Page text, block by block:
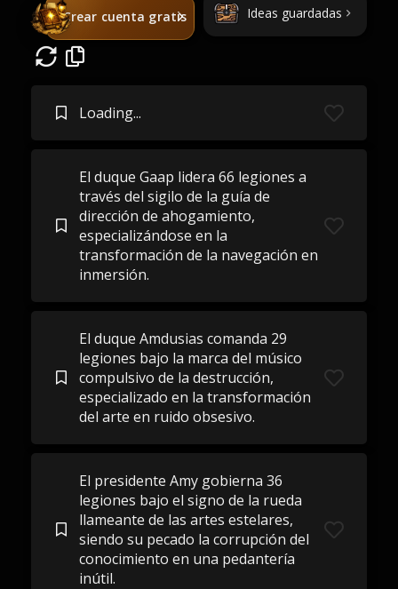
Crear cuenta gratis Ideas guardadas
Loading...
El duque Gaap lidera 66 legiones a
través del sigilo de la guía de
dirección de ahogamiento,
especializándose en la
transformación de la navegación en
inmersión.
El duque Amdusias comanda 29
legiones bajo la marca del músico
compulsivo de la destrucción,
especializado en la transformación
del arte en ruido obsesivo.
El presidente Amy gobierna 36
legiones bajo el signo de la rueda
llameante de las artes estelares,
siendo su pecado la corrupción del
conocimiento en una pedantería
inútil.